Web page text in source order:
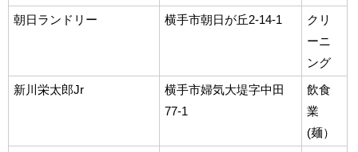
朝日ランドリー
横手市朝日が丘2-14-1
クリ
ーニ
ング
新川栄太郎Jr
横手市婦気大堤字中田
77-1
飲食
業
(麺）